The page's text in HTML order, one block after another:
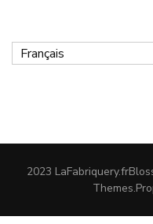
Français
2023 LaFabriquery.fr
Themes